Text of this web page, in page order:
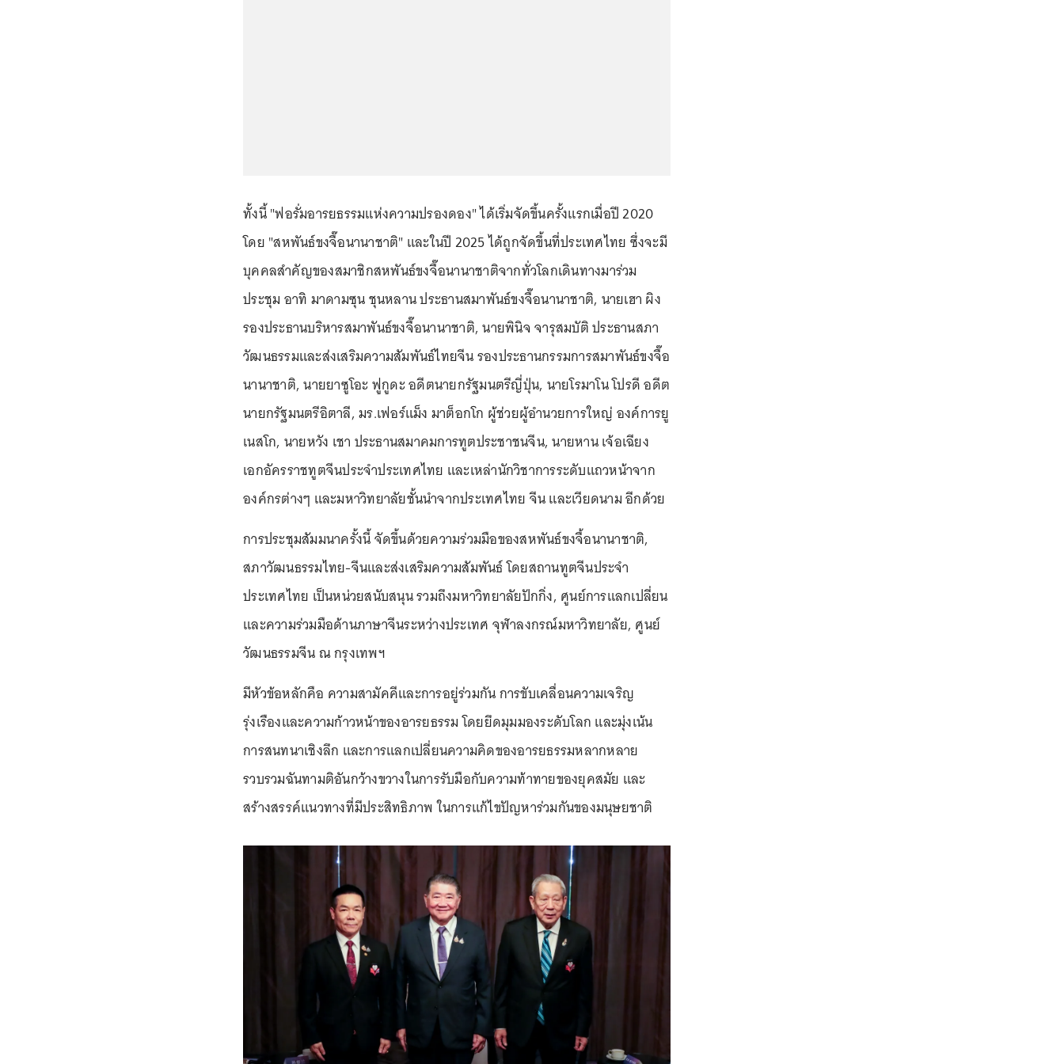
ทั้งนี้ "ฟอรั่มอารยธรรมแห่งความปรองดอง" ได้เริ่มจัดขึ้นครั้งแรกเมื่อปี 2020
โดย "สหพันธ์ขงจื๊อนานาชาติ" และในปี 2025 ได้ถูกจัดขึ้นที่ประเทศไทย ซึ่งจะมี
บุคคลสำคัญของสมาชิกสหพันธ์ขงจื๊อนานาชาติจากทั่วโลกเดินทางมาร่วม
ประชุม อาทิ มาดามซุน ชุนหลาน ประธานสมาพันธ์ขงจื๊อนานาชาติ, นายเฮา ผิง
รองประธานบริหารสมาพันธ์ขงจื๊อนานาชาติ, นายพินิจ จารุสมบัติ ประธานสภา
วัฒนธรรมและส่งเสริมความสัมพันธ์ไทยจีน รองประธานกรรมการสมาพันธ์ขงจื๊อ
นานาชาติ, นายยาซูโอะ ฟูกูดะ อดีตนายกรัฐมนตรีญี่ปุ่น, นายโรมาโน โปรดี อดีต
นายกรัฐมนตรีอิตาลี, มร.เฟอร์แม็ง มาต็อกโก ผู้ช่วยผู้อำนวยการใหญ่ องค์การยู
เนสโก, นายหวัง เชา ประธานสมาคมการทูตประชาชนจีน, นายหาน เจ้อเฉียง
เอกอัครราชทูตจีนประจำประเทศไทย และเหล่านักวิชาการระดับแถวหน้าจาก
องค์กรต่างๆ และมหาวิทยาลัยชั้นนำจากประเทศไทย จีน และเวียดนาม อีกด้วย
การประชุมสัมมนาครั้งนี้ จัดขึ้นด้วยความร่วมมือของสหพันธ์ขงจื้อนานาชาติ,
สภาวัฒนธรรมไทย-จีนและส่งเสริมความสัมพันธ์ โดยสถานทูตจีนประจำ
ประเทศไทย เป็นหน่วยสนับสนุน รวมถึงมหาวิทยาลัยปักกิ่ง, ศูนย์การแลกเปลี่ยน
และความร่วมมือด้านภาษาจีนระหว่างประเทศ จุฬาลงกรณ์มหาวิทยาลัย, ศูนย์
วัฒนธรรมจีน ณ กรุงเทพฯ
มีหัวข้อหลักคือ ความสามัคคีและการอยู่ร่วมกัน การขับเคลื่อนความเจริญ
รุ่งเรืองและความก้าวหน้าของอารยธรรม โดยยึดมุมมองระดับโลก และมุ่งเน้น
การสนทนาเชิงลึก และการแลกเปลี่ยนความคิดของอารยธรรมหลากหลาย
รวบรวมฉันทามติอันกว้างขวางในการรับมือกับความท้าทายของยุคสมัย และ
สร้างสรรค์แนวทางที่มีประสิทธิภาพ ในการแก้ไขปัญหาร่วมกันของมนุษยชาติ